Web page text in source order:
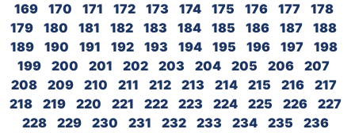
169
170 171 172 173 174 175 176 177
178
179
180 181 182 183 184 185 186 187
188
189
190 191 192 193 194 195 196 197
198
199
200 201 202 203 204 205 206
207
208
209 210 211 212 213 214 215 216
217
218
219 220 221 222 223 224 225 226
227
228
229 230 231 232 233 234 235
236